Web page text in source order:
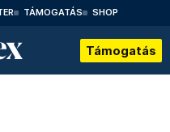
TÁMOGATÁS SHOP
Támogatás